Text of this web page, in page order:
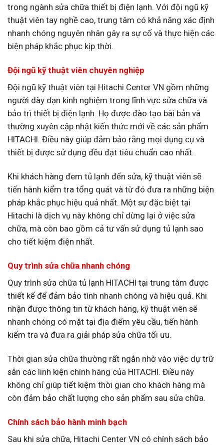
trong ngành sửa chữa thiết bị điện lạnh. Với đội ngũ kỹ
thuật viên tay nghề cao, trung tâm có khả năng xác định
nhanh chóng nguyên nhân gây ra sự cố và thực hiện các
biện pháp khắc phục kịp thời.
Đội ngũ kỹ thuật viên chuyên nghiệp
Đội ngũ kỹ thuật viên tại Hitachi Center VN gồm những
người dày dạn kinh nghiệm trong lĩnh vực sửa chữa và
bảo trì thiết bị điện lạnh. Họ được đào tạo bài bản và
thường xuyên cập nhật kiến thức mới về các sản phẩm
HITACHI. Điều này giúp đảm bảo rằng mọi dụng cụ và
thiết bị được sử dụng đều đạt tiêu chuẩn cao nhất.
Khi khách hàng đem tủ lạnh đến sửa, kỹ thuật viên sẽ
tiến hành kiểm tra tổng quát và từ đó đưa ra những biện
pháp khắc phục hiệu quả nhất. Một sự đặc biệt tại
Hitachi là dịch vụ này không chỉ dừng lại ở việc sửa
chữa, mà còn bao gồm cả tư vấn sử dụng tủ lạnh sao
cho tiết kiệm điện nhất.
Quy trình sửa chữa nhanh chóng
Quy trình sửa chữa tủ lạnh HITACHI tại trung tâm được
thiết kế để đảm bảo tính nhanh chóng và hiệu quả. Khi
nhận được thông tin từ khách hàng, kỹ thuật viên sẽ
nhanh chóng có mặt tại địa điểm yêu cầu, tiến hành
kiểm tra và đưa ra giải pháp sửa chữa tối ưu.
Thời gian sửa chữa thường rất ngắn nhờ vào việc dự trữ
sẵn các linh kiện chính hãng của HITACHI. Điều này
không chỉ giúp tiết kiệm thời gian cho khách hàng mà
còn đảm bảo chất lượng cho sản phẩm sau sửa chữa.
Chính sách bảo hành minh bạch
Sau khi sửa chữa, Hitachi Center VN có chính sách bảo